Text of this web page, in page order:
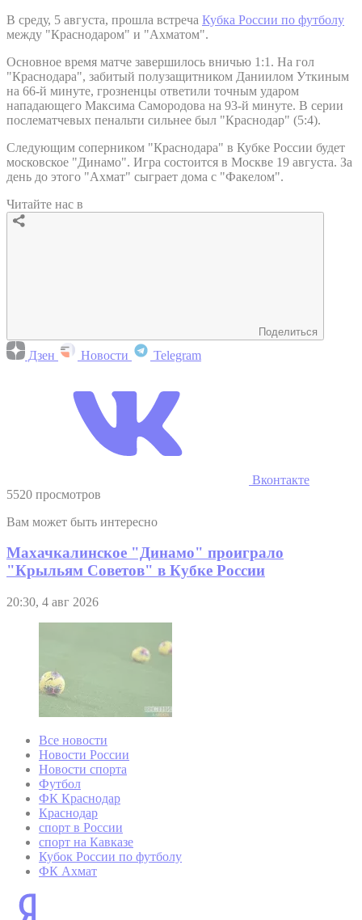
В среду, 5 августа, прошла встреча Кубка России по футболу
между "Краснодаром" и "Ахматом".
Основное время матче завершилось вничью 1:1. На гол
"Краснодара", забитый полузащитником Даниилом Уткиным
на 66-й минуте, грозненцы ответили точным ударом
нападающего Максима Самородова на 93-й минуте. В серии
послематчевых пенальти сильнее был "Краснодар" (5:4).
Следующим соперником "Краснодара" в Кубке России будет
московское "Динамо". Игра состоится в Москве 19 августа. За
день до этого "Ахмат" сыграет дома с "Факелом".
Читайте нас в
Поделиться
Дзен Новости Telegram
Вконтакте
5520 просмотров
Вам может быть интересно
Махачкалинское "Динамо" проиграло
"Крыльям Советов" в Кубке России
20:30, 4 авг 2026
Все новости
Новости России
Новости спорта
Футбол
ФК Краснодар
Краснодар
спорт в России
спорт на Кавказе
Кубок России по футболу
ФК Ахмат